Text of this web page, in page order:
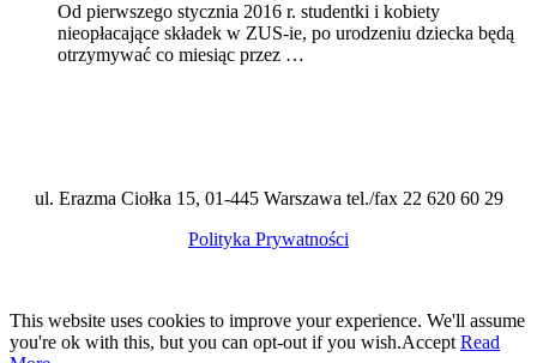
Od pierwszego stycznia 2016 r. studentki i kobiety
nieopłacające składek w ZUS-ie, po urodzeniu dziecka będą
otrzymywać co miesiąc przez …
ul. Erazma Ciołka 15, 01-445 Warszawa tel./fax 22 620 60 29
Polityka Prywatności
This website uses cookies to improve your experience. We'll assume
you're ok with this, but you can opt-out if you wish.Accept Read